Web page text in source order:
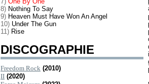
8) Nothing To Say
9) Heaven Must Have Won An Angel
10) Under The Gun
11) Rise
DISCOGRAPHIE
Freedom Rock (2010)
II (2020)